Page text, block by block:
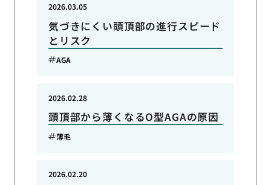
気づきにくい頭頂部の進行スピード
とリスク
2026.03.05
AGA
頭頂部から薄くなるO型AGAの原因
2026.02.28
薄毛
2026.02.20